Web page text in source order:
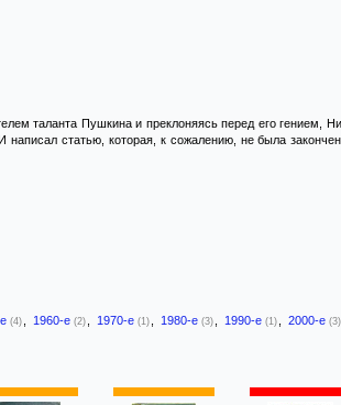
таланта Пушкина и преклоняясь перед его гением,
статью, которая, к сожалению, не была
(4) 1960-е (2) 1970-е (1) 1980-е (3) 1990-е (1) 2000-е (3)